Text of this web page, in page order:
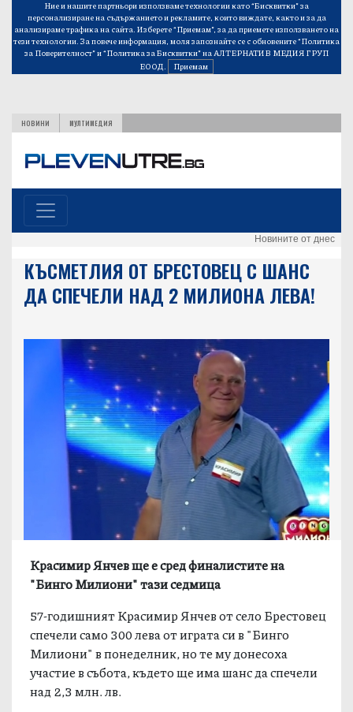
Ние и нашите партньори използваме технологии като “Бисквитки” за
персонализиране на съдържанието и рекламите, които виждате, както и за да
анализираме трафика на сайта. Изберете “Приемам”, за да приемете използването на
тези технологии. За повече информация, моля запознайте се с обновените“Политика
за Поверителност”и“Политика за Бисквитки”на АЛТЕРНАТИВ МЕДИЯ ГРУП
ЕООД.
Приемам
НОВИНИ МУЛТИМЕДИЯ
Новините от днес
КЪСМЕТЛИЯ ОТ БРЕСТОВЕЦ С ШАНС
ДА СПЕЧЕЛИ НАД 2 МИЛИОНА ЛЕВА!
Красимир Янчев ще е сред финалистите на
"Бинго Милиони" тази седмица
57-годишният Красимир Янчев от село Брестовец
спечели само 300 лева от играта си в "Бинго
Милиони" в понеделник, но те му донесоха
участие в събота, където ще има шанс да спечели
над 2,3 млн. лв.